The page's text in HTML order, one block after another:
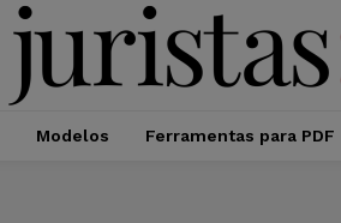
Modelos Ferramentas para PDF